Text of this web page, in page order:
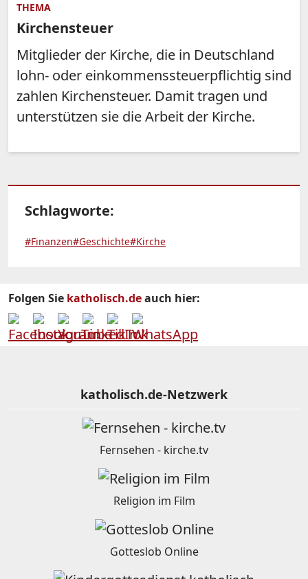
THEMA
Kirchensteuer
Mitglieder der Kirche, die in Deutschland
lohn- oder einkommenssteuerpflichtig sind
zahlen Kirchensteuer. Damit tragen und
unterstützen sie die Arbeit der Kirche.
Schlagworte:
#Finanzen#Geschichte#Kirche
Folgen Sie katholisch.deauch hier:
katholisch.de-Netzwerk
Fernsehen - kirche.tv
Religion im Film
Gotteslob Online